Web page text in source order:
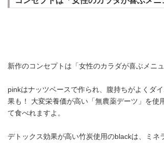
新作のコンセプトは「女性のカラダが喜ぶメニュ
pinkはナッツベースで作られ、腹持ちがよくダ
果も！ 大変栄養価が高い「無農薬デーツ」を使
て食べれますよ。
デトックス効果が高い竹炭使用のblackは、ミネ